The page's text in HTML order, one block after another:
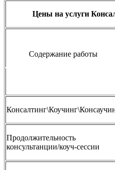
Цены на услуги
Содержание работы
Продолжительность
консультанции/коуч-сессии